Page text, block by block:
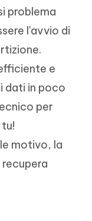
problema
l'avvio di
e
dati in poco
per
motivo, la